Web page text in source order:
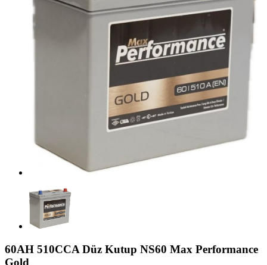
60AH 510CCA Düz Kutup NS60 Max Performance
Gold